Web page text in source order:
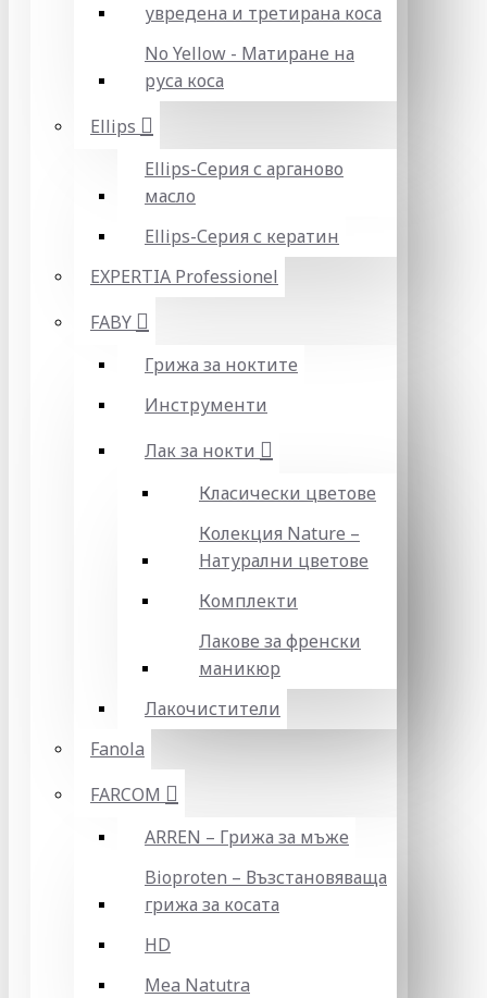
увредена и третирана коса
No Yellow - Матиране на
руса коса
Ellips
Ellips-Серия с арганово
масло
Ellips-Серия с кератин
EXPERTIA Professionel
FABY
Грижа за ноктите
Инструменти
Лак за нокти
Класически цветове
Колекция Nature –
Натурални цветове
Комплекти
Лакове за френски
маникюр
Лакочистители
Fanola
FARCOM
ARREN – Грижа за мъже
Bioproten – Възстановяваща
грижа за косата
HD
Mea Natutra